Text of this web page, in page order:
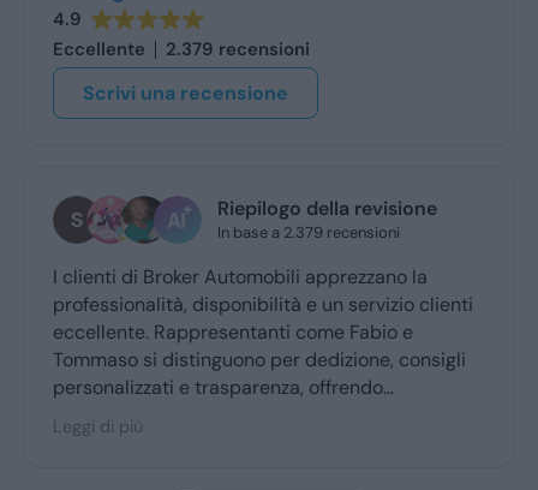
4.9
Eccellente
2.379 recensioni
Scrivi una recensione
Riepilogo della revisione
In base a 2.379 recensioni
I clienti di Broker Automobili apprezzano la
professionalità, disponibilità e un servizio clienti
eccellente. Rappresentanti come Fabio e
Tommaso si distinguono per dedizione, consigli
personalizzati e trasparenza, offrendo
un’esperienza d’acquisto accogliente. Broker
Automobili è molto consigliato dai clienti fedeli,
Leggi di più